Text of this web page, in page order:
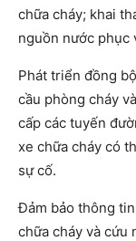
chữa cháy; khai
nguồn nước phục
Phát triển đồng
cầu phòng cháy
cấp các tuyến
xe chữa cháy có
sự cố.
Đảm bảo thông
chữa cháy và cứu